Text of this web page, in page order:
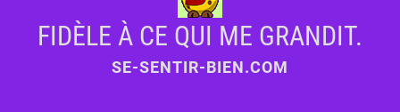
FIDÈLE À CE QUI ME GRANDIT.
SE-SENTIR-BIEN.COM